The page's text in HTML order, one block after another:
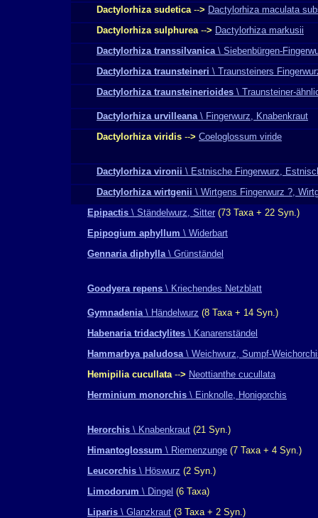
Dactylorhiza sudetica --> Dactylorhiza maculata
Dactylorhiza sulphurea --> Dactylorhiza markusii
Dactylorhiza transsilvanica \ Siebenbürgen-
Dactylorhiza traunsteineri \ Traunsteiners
Dactylorhiza traunsteinerioides \ Traunsteiner-
Dactylorhiza urvilleana \ Fingerwurz, Knabenkraut
Dactylorhiza viridis --> Coeloglossum viride
Dactylorhiza vironii \ Estnische Fingerwurz,
Dactylorhiza wirtgenii \ Wirtgens Fingerwurz ?,
Epipactis \ Ständelwurz, Sitter (73 Taxa + 22 Syn.)
Epipogium aphyllum \ Widerbart
Gennaria diphylla \ Grünständel
Goodyera repens \ Kriechendes Netzblatt
Gymnadenia \ Händelwurz (8 Taxa + 14 Syn.)
Habenaria tridactylites \ Kanarenständel
Hammarbya paludosa \ Weichwurz, Sumpf-
Hemipilia cucullata --> Neottianthe cucullata
Herminium monorchis \ Einknolle, Honigorchis
Herorchis \ Knabenkraut (21 Syn.)
Himantoglossum \ Riemenzunge (7 Taxa + 4 Syn.)
Leucorchis \ Höswurz (2 Syn.)
Limodorum \ Dingel (6 Taxa)
Liparis \ Glanzkraut (3 Taxa + 2 Syn.)